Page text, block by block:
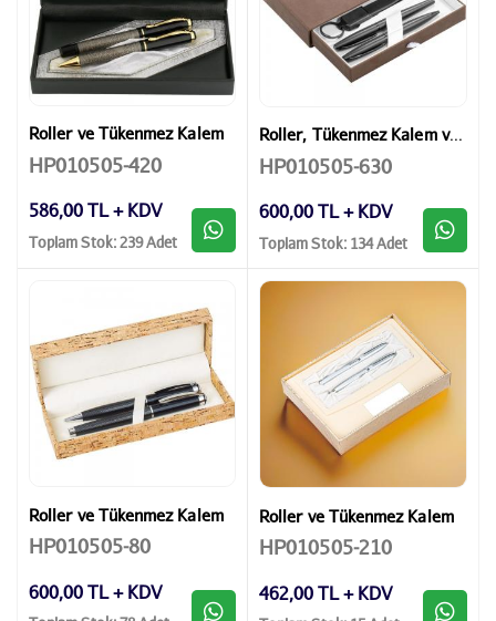
Roller ve Tükenmez Kalem
HP010505-420
586,00 TL + KDV
Toplam Stok: 239 Adet
Roller, Tükenmez Kalem ve Anahtarlık
HP010505-630
600,00 TL + KDV
Toplam Stok: 134 Adet
Roller ve Tükenmez Kalem
HP010505-80
600,00 TL + KDV
Roller ve Tükenmez Kalem
HP010505-210
462,00 TL + KDV